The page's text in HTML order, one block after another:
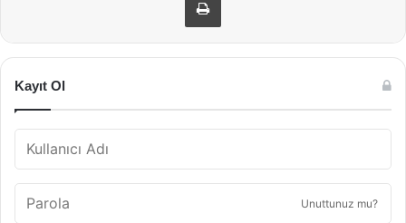
Kayıt Ol
Unuttunuz mu?